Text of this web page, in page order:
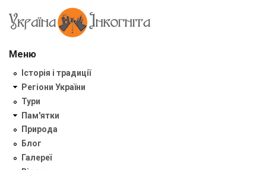
Меню
Історія і традиції
Регіони України
Тури
Пам'ятки
Природа
Блог
Галереї